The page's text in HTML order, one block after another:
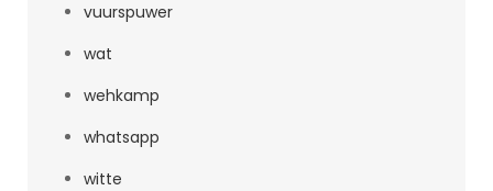
vuurspuwer
wat
wehkamp
whatsapp
witte